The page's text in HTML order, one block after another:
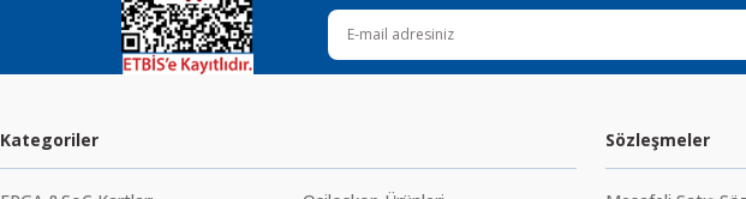
Kategoriler Sözleşmeler